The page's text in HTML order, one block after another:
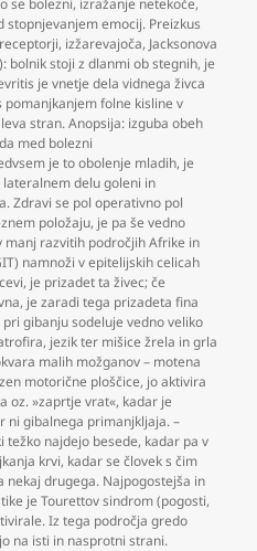
se bolezni, izražanje netekoče,
emocij. Preizkus
, izžarevajoča, Jacksonova
bolnik stoji z dlanmi ob stegnih, je
je vnetje dela vidnega živca
pomanjkanjem folne kisline v
stran. Anopsija: izguba obeh
med bolezni
je to obolenje mladih, je
delu goleni in
Zdravi se pol operativno pol
položaju, je pa še vedno
razvitih področjih Afrike in
namnoži v epitelijskih celicah
, je prizadet ta živec; če
, je zaradi tega prizadeta fina
gibanju sodeluje vedno veliko
, jezik ter mišice žrela in grla
malih možganov – motena
motorične ploščice, jo aktivira
oz. »zaprtje vrat«, kadar je
ni gibalnega primanjkljaja. –
težko najdejo besede, kadar pa v
krvi, kadar se človek s čim
drugega. Najpogostejša in
je Tourettov sindrom (pogosti,
Iz tega področja gredo
na isti in nasprotni strani.